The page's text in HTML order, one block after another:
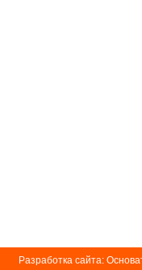
Разработка сайта: